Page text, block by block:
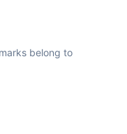
belong to